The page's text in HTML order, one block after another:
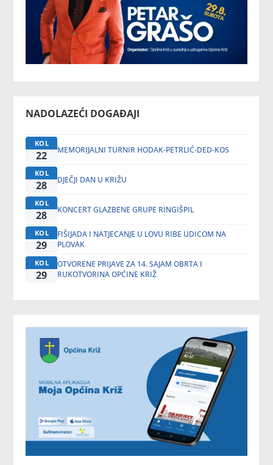
NADOLAZEĆI DOGAĐAJI
KOL
22 MEMORIJALNI TURNIR HODAK-PETRLIĆ-DED-KOS
KOL
28 DJEČJI DAN U KRIŽU
KOL
28 KONCERT GLAZBENE GRUPE RINGIŠPIL
KOL
29
FIŠIJADA I NATJECANJE U LOVU RIBE UDICOM NA
PLOVAK
KOL
29
OTVORENE PRIJAVE ZA 14. SAJAM OBRTA I
RUKOTVORINA OPĆINE KRIŽ